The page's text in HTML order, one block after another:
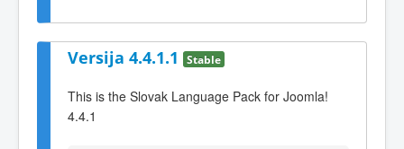
Versija 4.4.1.1 Stable
This is the Slovak Language Pack for Joomla!
4.4.1